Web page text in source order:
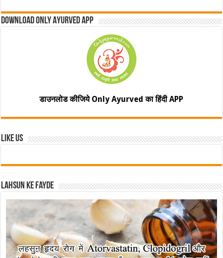
Download Only Ayurved App
डाउनलोड कीजिये Only Ayurved का हिंदी APP
Like Us
Lahsun ke fayde